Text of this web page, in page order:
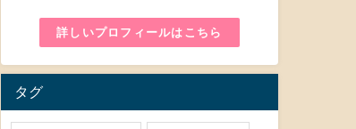
詳しいプロフィールはこちら
タグ